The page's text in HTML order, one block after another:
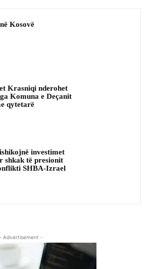
Kosovë
Krasniqi nderohet
Komuna e Deçanit
qytetarë
investimet
shkak të presionit
SHBA‑Izrael
Advertisement -